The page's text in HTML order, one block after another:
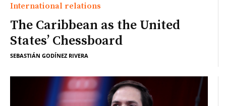
International relations
The Caribbean as the United
States’ Chessboard
SEBASTIÁN GODÍNEZ RIVERA